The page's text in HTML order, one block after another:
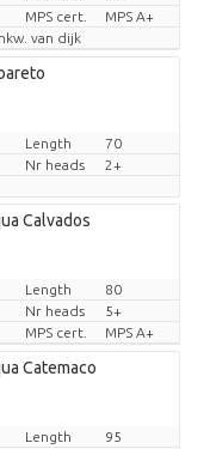
MPS cert.
MPS A+
van dijk
Length
70
Nr heads 2+
Calvados
Length
80
Nr heads
5+
MPS cert. MPS A+
Catemaco
Length
95